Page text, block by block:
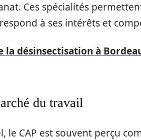
Ces spécialités
à ses intérêts et
la désinsectisation à
du travail
le CAP est souvent perçu